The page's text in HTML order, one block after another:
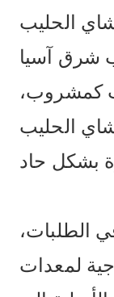
الحليب
كمشروب،
الحليب
الطلبات،
لمعدات